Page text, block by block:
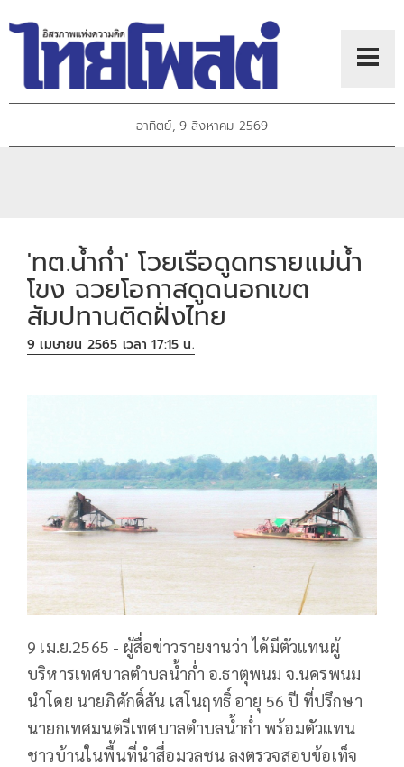
อาทิตย์, 9 สิงหาคม 2569
'ทต.น้ำก่ำ' โวยเรือดูดทรายแม่น้ำ
โขง ฉวยโอกาสดูดนอกเขต
สัมปทานติดฝั่งไทย
9 เมษายน 2565 เวลา 17:15 น.
9 เม.ย.2565 - ผู้สื่อข่าวรายงานว่า ได้มีตัวแทนผู้
บริหารเทศบาลตำบลน้ำก่ำ อ.ธาตุพนม จ.นครพนม
นำโดย นายภิศักดิ์สัน เสโนฤทธิ์ อายุ 56 ปี ที่ปรึกษา
นายกเทศมนตรีเทศบาลตำบลน้ำก่ำ พร้อมตัวแทน
ชาวบ้านในพื้นที่นำสื่อมวลชน ลงตรวจสอบข้อเท็จ